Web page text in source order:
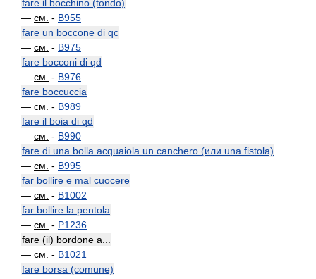
fare il bocchino (tondo)
— см. - B955
fare un boccone di qc
— см. - B975
fare bocconi di qd
— см. - B976
fare boccuccia
— см. - B989
fare il boia di qd
— см. - B990
fare di una bolla acquaiola un canchero (или una fistola)
— см. - B995
far bollire e mal cuocere
— см. - B1002
far bollire la pentola
— см. - P1236
fare (il) bordone a...
— см. - B1021
fare borsa (comune)